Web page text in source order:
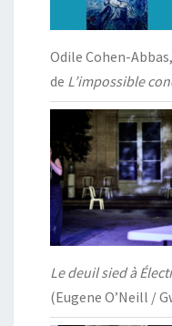
Odile Cohen-Abbas,
de L’impossible
Le deuil sied à
(Eugene O’Neill /